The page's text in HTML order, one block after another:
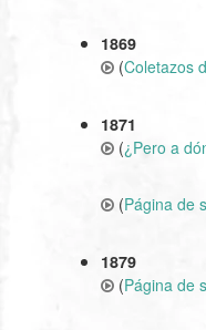
1869
(Coletazos
1871
(¿Pero a
(Página de
1879
(Página de